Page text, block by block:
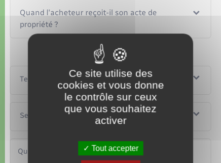
Quand l'acheteur reçoit-il son acte de
propriété ?
Textes de référence
Services en ligne et formulaires
Questions ? Réponses !
Ce site utilise des
cookies et vous donne
le contrôle sur ceux
que vous souhaitez
activer
Tout accepter